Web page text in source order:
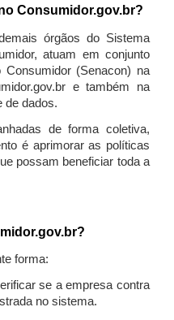
Consumidor.gov.br?
órgãos do Sistema
atuam em conjunto
(Senacon) na
e também na
de dados.
de forma coletiva,
é aprimorar as políticas
possam beneficiar toda a
forma:
se a empresa contra
no sistema.